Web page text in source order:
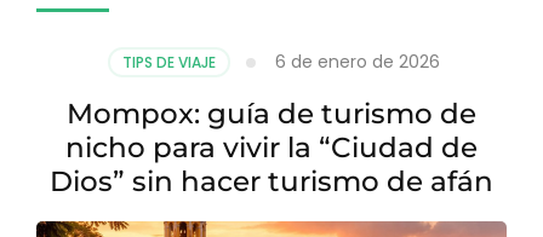
TIPS DE VIAJE 6 de enero de 2026
Mompox: guía de turismo de
nicho para vivir la “Ciudad de
Dios” sin hacer turismo de afán